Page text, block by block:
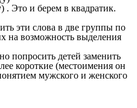
. Это и берем в квадратик.
эти слова в две группы по
на возможность выделения
попросить детей заменить
короткие (местоимения он
мужского и женского